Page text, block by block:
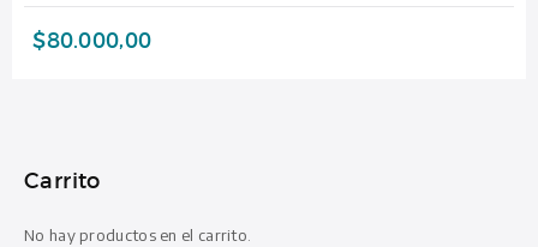
$80.000,00
Carrito
No hay productos en el carrito.